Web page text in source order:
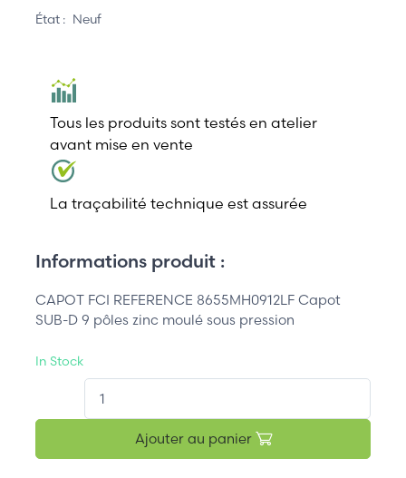
État : Neuf
Tous les produits sont testés en atelier
avant mise en vente
La traçabilité technique est assurée
Informations produit :
CAPOT FCI REFERENCE 8655MH0912LF Capot
SUB-D 9 pôles zinc moulé sous pression
In Stock
Ajouter au panier